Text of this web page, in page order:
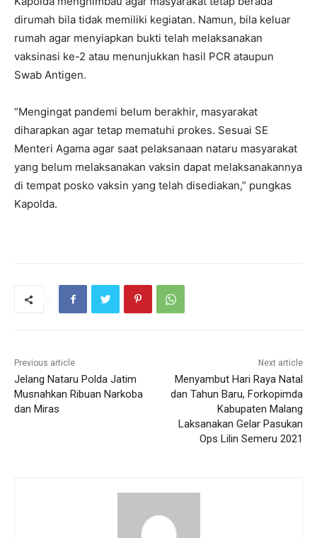
dirumah bila tidak memiliki kegiatan. Namun, bila keluar
rumah agar menyiapkan bukti telah melaksanakan
vaksinasi ke-2 atau menunjukkan hasil PCR ataupun
Swab Antigen.
“Mengingat pandemi belum berakhir, masyarakat
diharapkan agar tetap mematuhi prokes. Sesuai SE
Menteri Agama agar saat pelaksanaan nataru masyarakat
yang belum melaksanakan vaksin dapat melaksanakannya
di tempat posko vaksin yang telah disediakan,” pungkas
Kapolda.
Previous article
Jelang Nataru Polda Jatim
Musnahkan Ribuan Narkoba
dan Miras
Next article
Menyambut Hari Raya Natal
dan Tahun Baru, Forkopimda
Kabupaten Malang
Laksanakan Gelar Pasukan
Ops Lilin Semeru 2021